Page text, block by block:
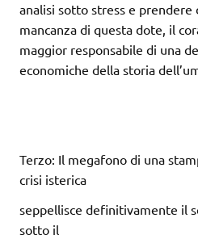
analisi sotto stress e prendere
mancanza di questa dote, il
maggior responsabile di una
economiche della storia
Terzo: Il megafono di una
crisi isterica
seppellisce definitivamente il
sotto il